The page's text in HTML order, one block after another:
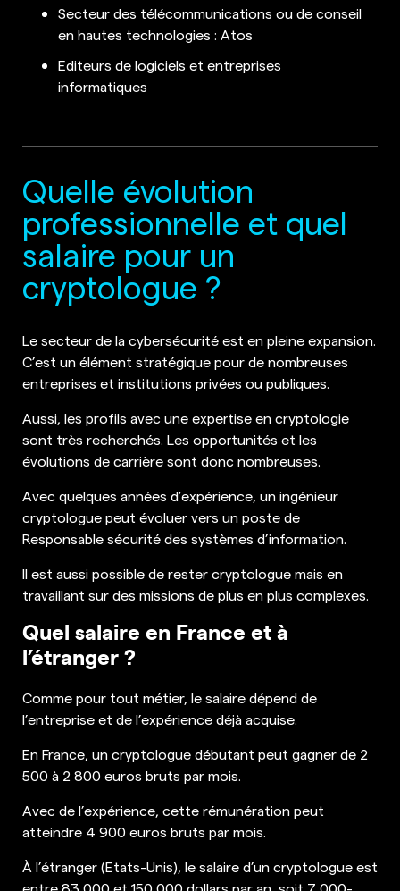
Secteur des télécommunications ou de conseil
en hautes technologies : Atos
Editeurs de logiciels et entreprises
informatiques
Quelle évolution
professionnelle et quel
salaire pour un
cryptologue ?
Le secteur de la cybersécurité est en pleine expansion.
C’est un élément stratégique pour de nombreuses
entreprises et institutions privées ou publiques.
Aussi, les profils avec une expertise en cryptologie
sont très recherchés. Les opportunités et les
évolutions de carrière sont donc nombreuses.
Avec quelques années d’expérience, un ingénieur
cryptologue peut évoluer vers un poste de
Responsable sécurité des systèmes d’information.
Il est aussi possible de rester cryptologue mais en
travaillant sur des missions de plus en plus complexes.
Quel salaire en France et à
l’étranger ?
Comme pour tout métier, le salaire dépend de
l’entreprise et de l’expérience déjà acquise.
En France, un cryptologue débutant peut gagner de 2
500 à 2 800 euros bruts par mois.
Avec de l’expérience, cette rémunération peut
atteindre 4 900 euros bruts par mois.
À l’étranger (Etats-Unis), le salaire d’un cryptologue est
entre 83 000 et 150 000 dollars par an, soit 7 000-